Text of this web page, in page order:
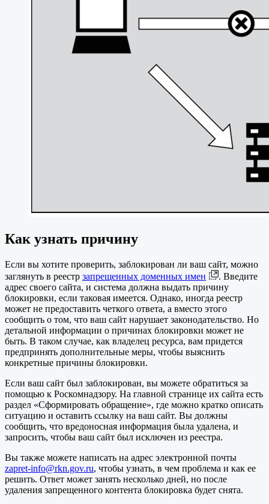
Как узнать причину
Если вы хотите проверить, заблокирован ли ваш сайт, можно
заглянуть в реестр запрещенных доменных имен
. Введите
адрес своего сайта, и система должна выдать причину
блокировки, если таковая имеется. Однако, иногда реестр
может не предоставить четкого ответа, а вместо этого
сообщить о том, что ваш сайт нарушает законодательство. Но
детальной информации о причинах блокировки может не
быть. В таком случае, как владелец ресурса, вам придется
предпринять дополнительные меры, чтобы выяснить
конкретные причины блокировки.
Если ваш сайт был заблокирован, вы можете обратиться за
помощью к Роскомнадзору. На главной странице их сайта есть
раздел «Сформировать обращение», где можно кратко описать
ситуацию и оставить ссылку на ваш сайт. Вы должны
сообщить, что вредоносная информация была удалена, и
запросить, чтобы ваш сайт был исключен из реестра.
Вы также можете написать на адрес электронной почты
zapret-info@rkn.gov.ru, чтобы узнать, в чем проблема и как ее
решить. Ответ может занять несколько дней, но после
удаления запрещенного контента блокировка будет снята.